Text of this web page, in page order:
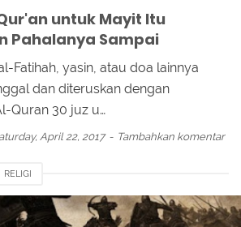
untuk Mayit Itu
Pahalanya Sampai
Fatihah, yasin, atau doa lainnya
dan diteruskan dengan
Quran 30 juz u…
April 22, 2017 Tambahkan komentar
RELIGI